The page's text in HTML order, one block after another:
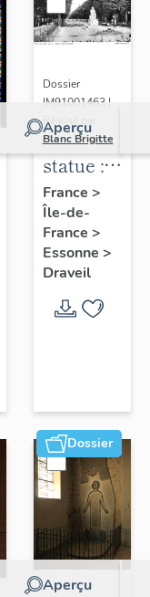
Aperçu
Dossier
IM91001463 |
Réalisé par
Blanc Brigitte
statue :
Paul
Lafargue
France >
Île-de-
France >
Essonne >
Draveil
Dossier
Aperçu